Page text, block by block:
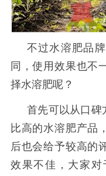
不过水溶肥品
同，使用效果也不
择水溶肥呢？
首先可以从口碑
比高的水溶肥产品
后也会给予较高的
效果不佳，大家